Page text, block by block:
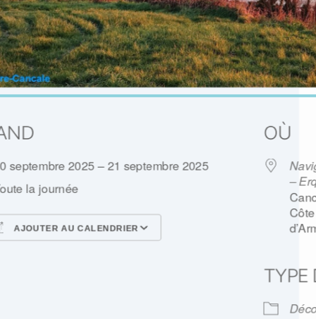
Formulaire de contact
septembre 2025 – 21 septembre 2025
la journée
AJOUTER AU CALENDRIER
OÙ
–
TYPE